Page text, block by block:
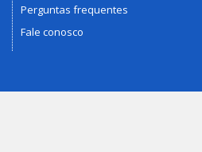
Perguntas frequentes
Fale conosco